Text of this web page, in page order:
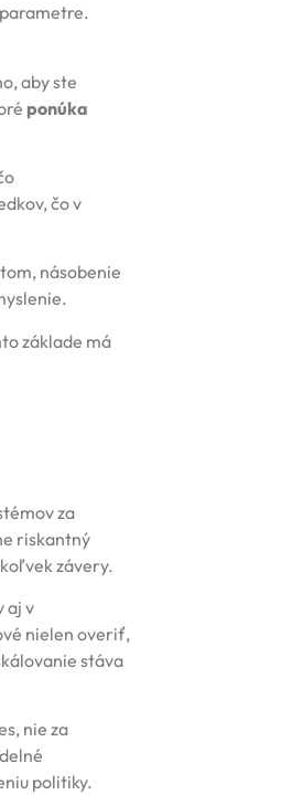
aby ste
ponúka
čo v
násobenie
základe má
za
riskantný
závery.
aj v
nielen overiť,
stáva
nie za
politiky.